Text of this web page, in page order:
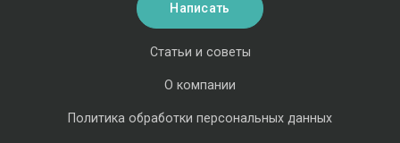
Статьи и советы
О компании
Политика обработки персональных данных
Написать